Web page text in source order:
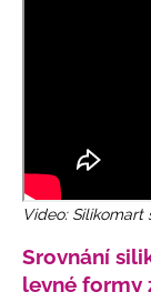
Video:
Srovnání
levné formy